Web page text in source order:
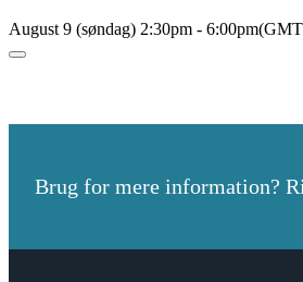
August 9 (søndag) 2:30pm - 6:00pm
Brug for mere information?